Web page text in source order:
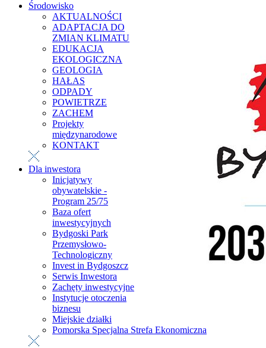
Środowisko
AKTUALNOŚCI
ADAPTACJA DO
ZMIAN KLIMATU
EDUKACJA
EKOLOGICZNA
GEOLOGIA
HAŁAS
ODPADY
POWIETRZE
ZACHEM
Projekty
międzynarodowe
KONTAKT
Dla inwestora
Inicjatywy
obywatelskie -
Program 25/75
Baza ofert
inwestycyjnych
Bydgoski Park
Przemysłowo-
Technologiczny
Invest in Bydgoszcz
Serwis Inwestora
Zachęty inwestycyjne
Instytucje otoczenia
biznesu
Miejskie działki
Pomorska Specjalna Strefa Ekonomiczna